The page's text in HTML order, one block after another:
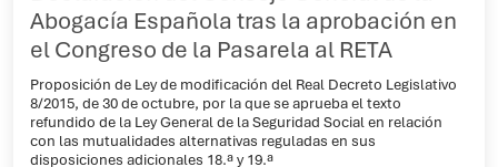
Abogacía Española tras la aprobación en
el Congreso de la Pasarela al RETA
Proposición de Ley de modificación del Real Decreto Legislativo
8/2015, de 30 de octubre, por la que se aprueba el texto
refundido de la Ley General de la Seguridad Social en relación
con las mutualidades alternativas reguladas en sus
disposiciones adicionales 18.ª y 19.ª